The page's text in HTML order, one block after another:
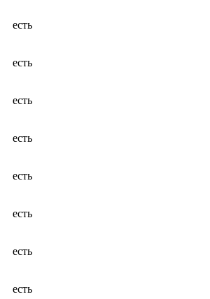
есть
есть
есть
есть
есть
есть
есть
есть